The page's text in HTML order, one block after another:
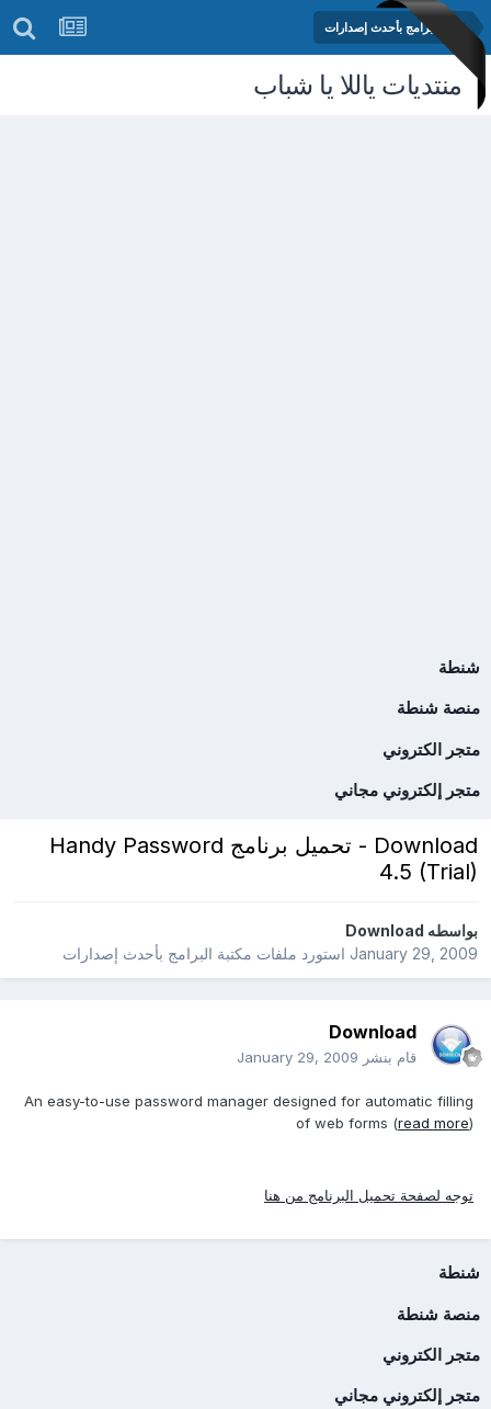
مكتبة البرامج بأحدث إصدارات
منتديات ياللا يا شباب
شنطة
منصة شنطة
متجر الكتروني
متجر إلكتروني مجاني
Download - تحميل برنامج Handy Password
4.5 (Trial)
بواسطهDownload
January 29, 2009استورد ملفات مكتبة البرامج بأحدث إصدارات
Download
قام بنشر January 29, 2009
An easy-to-use password manager designed for automatic filling
of web forms (read more
توجه لصفحة تحميل البرنامج من هنا
شنطة
منصة شنطة
متجر الكتروني
متجر إلكتروني مجاني